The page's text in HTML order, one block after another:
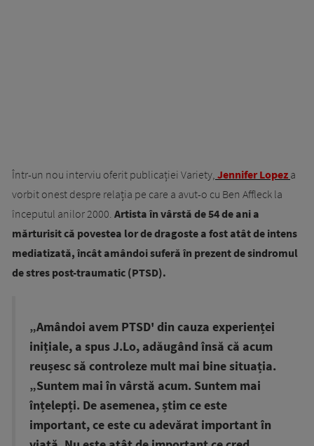
Într-un nou interviu oferit publicației Variety, Jennifer Lopez a
vorbit onest despre relația pe care a avut-o cu Ben Affleck la
începutul anilor 2000. Artista în vârstă de 54 de ani a
mărturisit că povestea lor de dragoste a fost atât de intens
mediatizată, încât amândoi suferă în prezent de sindromul
de stres post-traumatic (PTSD).
„Amândoi avem PTSD' din cauza experienței
inițiale, a spus J.Lo, adăugând însă că acum
reușesc să controleze mult mai bine situația.
„Suntem mai în vârstă acum. Suntem mai
înțelepți. De asemenea, știm ce este
important, ce este cu adevărat important în